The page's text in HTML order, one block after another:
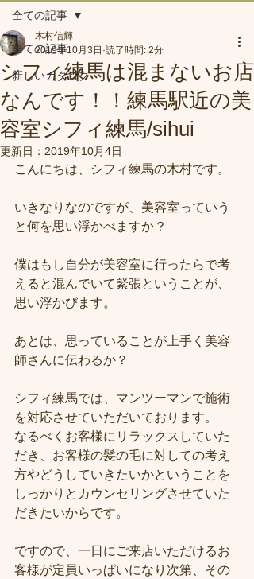
全ての記事
新しいカタログ
全ての記事
シフィ練馬は混まないお店
なんです！！練馬駅近の美
容室シフィ練馬/sihui
木村信輝
2019年10月3日 読了時間: 2分
更新日： 2019年10月4日
こんにちは、シフィ練馬の木村です。
いきなりなのですが、美容室っていう
と何を思い浮かべますか？
僕はもし自分が美容室に行ったらで考
えると混んでいて緊張ということが、
思い浮かびます。
あとは、思っていることが上手く美容
師さんに伝わるか？
シフィ練馬では、マンツーマンで施術
を対応させていただいております。
なるべくお客様にリラックスしていた
だき、お客様の髪の毛に対しての考え
方やどうしていきたいかということを
しっかりとカウンセリングさせていた
だきたいからです。
ですので、一日にご来店いただけるお
客様が定員いっぱいになり次第、その